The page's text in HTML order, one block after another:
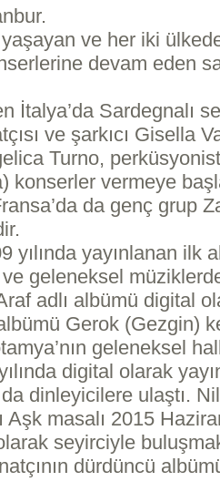
ve her iki
devam eden
İtalya’da Sardegnalı
ve şarkıcı Gisella
Turno,
konserler vermeye
da genç grup
yılında yayınlanan ilk
geleneksel
adlı albümü digital
Gerok (Gezgin)
geleneksel
digital olarak
da dinleyicilere ulaştı.
Aşk masalı 2015
seyirciyle
dürdüncü